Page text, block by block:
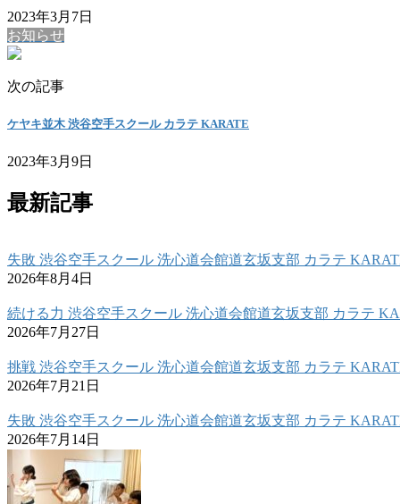
2023年3月7日
お知らせ
次の記事
ケヤキ並木 渋谷空手スクール カラテ KARATE
2023年3月9日
最新記事
失敗 渋谷空手スクール 洗心道会館道玄坂支部 カラテ
2026年8月4日
続ける力 渋谷空手スクール 洗心道会館道玄坂支部 カラテ
2026年7月27日
挑戦 渋谷空手スクール 洗心道会館道玄坂支部 カラテ
2026年7月21日
失敗 渋谷空手スクール 洗心道会館道玄坂支部 カラテ
2026年7月14日